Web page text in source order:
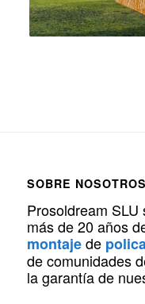
SOBRE NOSOTROS
Prosoldream
más de 20 años
montajede
de comunidades
la garantía de